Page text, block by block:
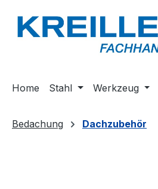
Hauptinhalt springen
Zur Suche springen
Zur Hauptnavigation springen
Home Stahl Werkzeug
Bedachung Dachzubehör